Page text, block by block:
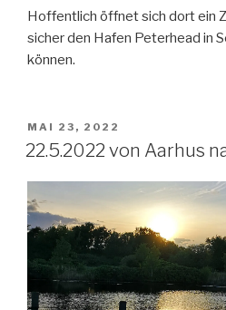
Hoffentlich öffnet sich dort ein
sicher den Hafen Peterhead in
können.
VERÖFFENTLICHT
AM
MAI 23, 2022
22.5.2022 von Aarhus